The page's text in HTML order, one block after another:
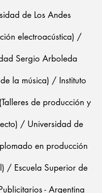
de Los Andes
electroacústica) /
Sergio Arboleda
la música) / Instituto
de producción y
/ Universidad de
en producción
/ Escuela Superior de
- Argentina